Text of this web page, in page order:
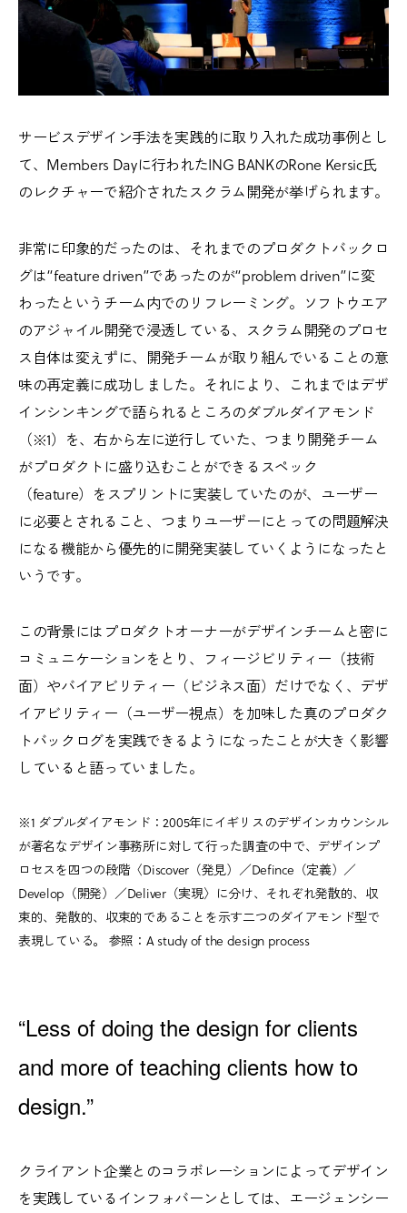
サービスデザイン手法を実践的に取り入れた成功事例とし
て、Members Dayに行われたING BANKのRone Kersic氏
のレクチャーで紹介されたスクラム開発が挙げられます。
非常に印象的だったのは、それまでのプロダクトバックロ
グは“feature driven”であったのが“problem driven”に変
わったというチーム内でのリフレーミング。ソフトウエア
のアジャイル開発で浸透している、スクラム開発のプロセ
ス自体は変えずに、開発チームが取り組んでいることの意
味の再定義に成功しました。それにより、これまではデザ
インシンキングで語られるところのダブルダイアモンド
（※1）を、右から左に逆行していた、つまり開発チーム
がプロダクトに盛り込むことができるスペック
（feature）をスプリントに実装していたのが、ユーザー
に必要とされること、つまりユーザーにとっての問題解決
になる機能から優先的に開発実装していくようになったと
いうです。
この背景にはプロダクトオーナーがデザインチームと密に
コミュニケーションをとり、フィージビリティー（技術
面）やバイアビリティー（ビジネス面）だけでなく、デザ
イアビリティー（ユーザー視点）を加味した真のプロダク
トバックログを実践できるようになったことが大きく影響
していると語っていました。
※1 ダブルダイアモンド：2005年にイギリスのデザインカウンシル
が著名なデザイン事務所に対して行った調査の中で、デザインプ
ロセスを四つの段階〈Discover（発見）／Defince（定義）／
Develop（開発）／Deliver（実現〉に分け、それぞれ発散的、収
束的、発散的、収束的であることを示す二つのダイアモンド型で
表現している。 参照：A study of the design process
“Less of doing the design for clients
and more of teaching clients how to
design.”
クライアント企業とのコラボレーションによってデザイン
を実践しているインフォバーンとしては、エージェンシー